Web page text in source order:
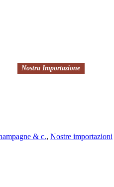
Nostra Importazione
& c., Nostre importazioni